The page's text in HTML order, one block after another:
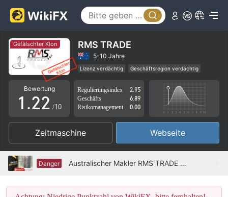
Gefälschter Klon RMS TRADE
5-10 Jahre
Lizenz verdächtig
Geschäftsregion verdächtig
Fälschung von Klon Australien Verordnung
Hohes potenzielles Risiko
Bewertung
0
1
2
3
4
5
.
0
1
2
3
4
5
6
0
1
2
3
4
5
6
/10
Regulierungsindex
2.95
Geschäfts
6.89
Risikomanagement
0.00
Zeitmaschine Webseite
Danger Australischer Makler RMS TRADE Nicht gefunden